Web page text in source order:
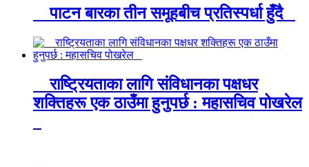
पाटन बारका तीन समूहबीच प्रतिस्पर्धा हुँदै
राष्ट्रियताका लागि संविधानका पक्षधर
शक्तिहरू एक ठाउँमा हुनुपर्छ : महासचिव पोखरेल